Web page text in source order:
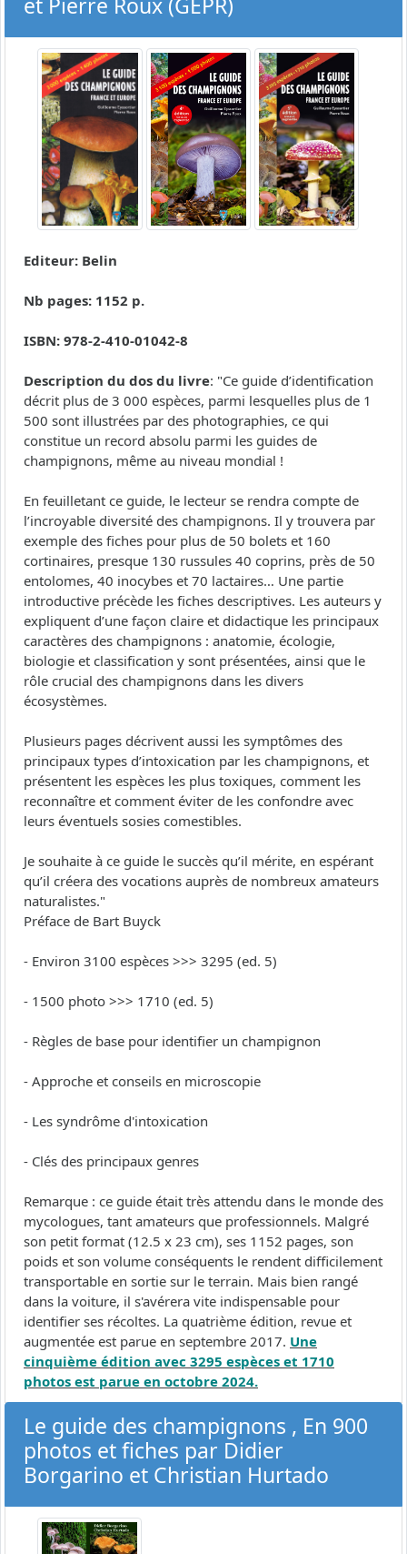
Editeur: Belin
Nb pages: 1152 p.
ISBN: 978-2-410-01042-8
Description du dos du livre: "Ce guide d’identification
décrit plus de 3 000 espèces, parmi lesquelles plus de 1
500 sont illustrées par des photographies, ce qui
constitue un record absolu parmi les guides de
champignons, même au niveau mondial !
En feuilletant ce guide, le lecteur se rendra compte de
l’incroyable diversité des champignons. Il y trouvera par
exemple des fiches pour plus de 50 bolets et 160
cortinaires, presque 130 russules 40 coprins, près de 50
entolomes, 40 inocybes et 70 lactaires… Une partie
introductive précède les fiches descriptives. Les auteurs y
expliquent d’une façon claire et didactique les principaux
caractères des champignons : anatomie, écologie,
biologie et classification y sont présentées, ainsi que le
rôle crucial des champignons dans les divers
écosystèmes.
Plusieurs pages décrivent aussi les symptômes des
principaux types d’intoxication par les champignons, et
présentent les espèces les plus toxiques, comment les
reconnaître et comment éviter de les confondre avec
leurs éventuels sosies comestibles.
Je souhaite à ce guide le succès qu’il mérite, en espérant
qu’il créera des vocations auprès de nombreux amateurs
naturalistes."
Préface de Bart Buyck
- Environ 3100 espèces >>> 3295 (ed. 5)
- 1500 photo >>> 1710 (ed. 5)
- Règles de base pour identifier un champignon
- Approche et conseils en microscopie
- Les syndrôme d'intoxication
- Clés des principaux genres
Remarque : ce guide était très attendu dans le monde des
mycologues, tant amateurs que professionnels. Malgré
son petit format (12.5 x 23 cm), ses 1152 pages, son
poids et son volume conséquents le rendent difficilement
transportable en sortie sur le terrain. Mais bien rangé
dans la voiture, il s'avérera vite indispensable pour
identifier ses récoltes. La quatrième édition, revue et
augmentée est parue en septembre 2017. Une
cinquième édition avec 3295 espèces et 1710
photos est parue en octobre 2024.
Le guide des champignons , En 900
photos et fiches par Didier
Borgarino et Christian Hurtado